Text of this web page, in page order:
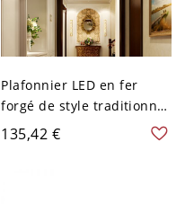
Plafonnier LED en fer
forgé de style traditionnel
avec verre circulaire pour
espaces intérieurs - Noir
135,42 €